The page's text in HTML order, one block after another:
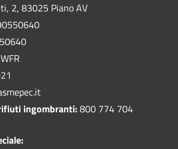
2, 83025 Piano AV
ingombranti:800 774 704